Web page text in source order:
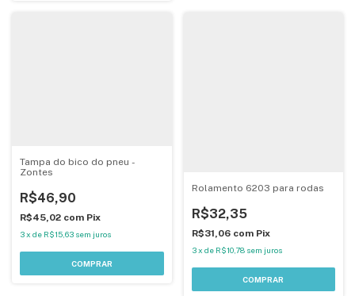
Tampa do bico do pneu -
Zontes
R$46,90
R$45,02 com Pix
3x de R$15,63 sem juros
Rolamento 6203 para rodas
R$32,35
R$31,06 com Pix
3 x de R$10,78 sem juros